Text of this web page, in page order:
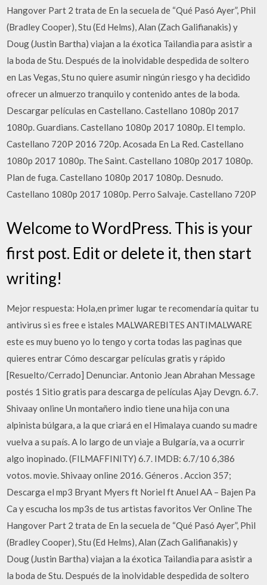
Hangover Part 2 trata de En la secuela de “Qué Pasó Ayer”, Phil
(Bradley Cooper), Stu (Ed Helms), Alan (Zach Galifianakis) y
Doug (Justin Bartha) viajan a la éxotica Tailandia para asistir a
la boda de Stu. Después de la inolvidable despedida de soltero
en Las Vegas, Stu no quiere asumir ningún riesgo y ha decidido
ofrecer un almuerzo tranquilo y contenido antes de la boda.
Descargar películas en Castellano. Castellano 1080p 2017
1080p. Guardians. Castellano 1080p 2017 1080p. El templo.
Castellano 720P 2016 720p. Acosada En La Red. Castellano
1080p 2017 1080p. The Saint. Castellano 1080p 2017 1080p.
Plan de fuga. Castellano 1080p 2017 1080p. Desnudo.
Castellano 1080p 2017 1080p. Perro Salvaje. Castellano 720P
Welcome to WordPress. This is your
first post. Edit or delete it, then start
writing!
Mejor respuesta: Hola,en primer lugar te recomendaría quitar tu
antivirus si es free e istales MALWAREBITES ANTIMALWARE
este es muy bueno yo lo tengo y corta todas las paginas que
quieres entrar Cómo descargar películas gratis y rápido
[Resuelto/Cerrado] Denunciar. Antonio Jean Abrahan Message
postés 1 Sitio gratis para descarga de películas Ajay Devgn. 6.7.
Shivaay online Un montañero indio tiene una hija con una
alpinista búlgara, a la que criará en el Himalaya cuando su madre
vuelva a su país. A lo largo de un viaje a Bulgaría, va a ocurrir
algo inopinado. (FILMAFFINITY) 6.7. IMDB: 6.7/10 6,386
votos. movie. Shivaay online 2016. Géneros . Accion 357;
Descarga el mp3 Bryant Myers ft Noriel ft Anuel AA – Bajen Pa
Ca y escucha los mp3s de tus artistas favoritos Ver Online The
Hangover Part 2 trata de En la secuela de “Qué Pasó Ayer”, Phil
(Bradley Cooper), Stu (Ed Helms), Alan (Zach Galifianakis) y
Doug (Justin Bartha) viajan a la éxotica Tailandia para asistir a
la boda de Stu. Después de la inolvidable despedida de soltero